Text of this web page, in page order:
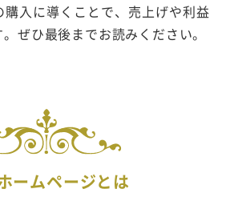
入に導くことで、売上げや利益
ぜひ最後までお読みください。
ームページとは